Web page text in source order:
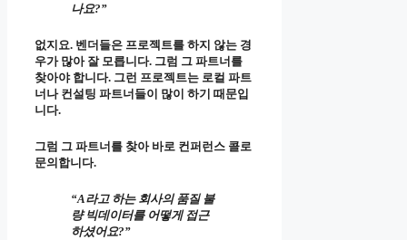
나요?”
없지요. 벤더들은 프로젝트를 하지 않는 경
우가 많아 잘 모릅니다. 그럼 그 파트너를
찾아야 합니다. 그런 프로젝트는 로컬 파트
너나 컨설팅 파트너들이 많이 하기 때문입
니다.
그럼 그 파트너를 찾아 바로 컨퍼런스 콜로
문의합니다.
“A라고 하는 회사의 품질 불
량 빅데이터를 어떻게 접근
하셨어요?”